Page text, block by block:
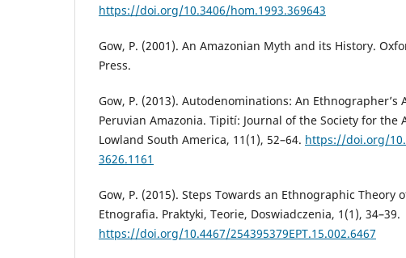
https://doi.org/10.3406/hom.1993.369643
Gow, P. (2001). An Amazonian Myth and its History.
Press.
Gow, P. (2013). Autodenominations: An Ethnographer’s
Peruvian Amazonia. Tipití: Journal of the Society for the
Lowland South America, 11(1), 52–64. https://doi.org/
3626.1161
Gow, P. (2015). Steps Towards an Ethnographic Theory
Etnografia. Praktyki, Teorie, Doswiadczenia, 1(1), 34–39.
https://doi.org/10.4467/254395379EPT.15.002.6467